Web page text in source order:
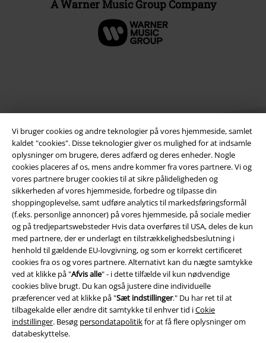
Vi bruger cookies og andre teknologier på vores hjemmeside, samlet
kaldet "cookies". Disse teknologier giver os mulighed for at indsamle
oplysninger om brugere, deres adfærd og deres enheder. Nogle
cookies placeres af os, mens andre kommer fra vores partnere. Vi og
vores partnere bruger cookies til at sikre pålideligheden og
sikkerheden af ​​vores hjemmeside, forbedre og tilpasse din
shoppingoplevelse, samt udføre analytics til markedsføringsformål
(f.eks. personlige annoncer) på vores hjemmeside, på sociale medier
og på tredjepartswebsteder Hvis data overføres til USA, deles de kun
med partnere, der er underlagt en tilstrækkelighedsbeslutning i
henhold til gældende EU-lovgivning, og som er korrekt certificeret
cookies fra os og vores partnere. Alternativt kan du nægte samtykke
ved at klikke på "Afvis alle" - i dette tilfælde vil kun nødvendige
cookies blive brugt. Du kan også justere dine individuelle
præferencer ved at klikke på "Sæt indstillinger." Du har ret til at
tilbagekalde eller ændre dit samtykke til enhver tid iCokie
indstillinger. Besøg persondatapolitikfor at få flere oplysninger om
databeskyttelse.
A Warner Music Group Company
Juridisk
Salgs-, medlems- & leveringsbetingelser
Om EMP Danmark
Persondatapolitik
Bortskaffelse af affald og miljøbeskyttelse
Overensstemmelseserklæring
Oplysninger om tilgængelighed